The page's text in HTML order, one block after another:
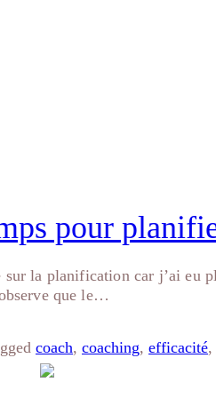
pour
la planification car j’ai eu
que le…
coach, coaching, efficacité,